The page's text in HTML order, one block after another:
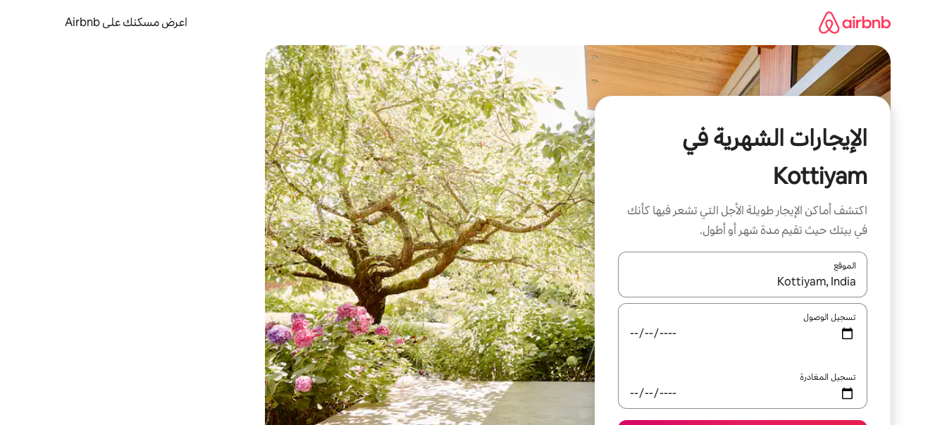
اعرض مسكنك على Airbnb
الإيجارات الشهرية في
Kottiyam
اكتشف أماكن الإيجار طويلة الأجل التي تشعر فيها كأنك
في بيتك حيث تقيم مدة شهر أو أطول.
الموقع
عند توفر النتائج، انتقل باستخدام السهمين لأعلى ولأسفل أو استكشف عن طريق اللمس أو السحب.
تسجيل الوصول
تسجيل المغادرة